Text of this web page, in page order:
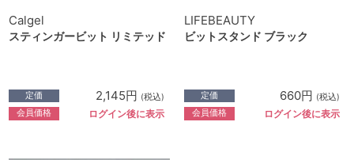
Calgel
スティンガービット リミテッド
定価 2,145円 (税込)
会員価格 ログイン後に表示
LIFEBEAUTY
ビットスタンド ブラック
定価 660円 (税込)
会員価格 ログイン後に表示